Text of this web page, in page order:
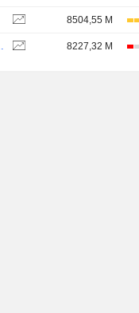
8504,55 M
INC. 8227,32 M